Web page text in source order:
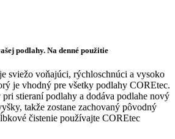
podlahy. Na denné použitie
sviežo voňajúci, rýchloschnúci a vysoko
je vhodný pre všetky podlahy COREtec.
stieraní podlahy a dodáva podlahe nový
takže zostane zachovaný pôvodný
čistenie používajte COREtec